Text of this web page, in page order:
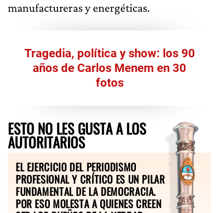
manufactureras y energéticas.
Tragedia, política y show: los 90
años de Carlos Menem en 30
fotos
ESTO NO LES GUSTA A LOS
AUTORITARIOS
EL EJERCICIO DEL PERIODISMO
PROFESIONAL Y CRÍTICO ES UN PILAR
FUNDAMENTAL DE LA DEMOCRACIA.
POR ESO MOLESTA A QUIENES CREEN